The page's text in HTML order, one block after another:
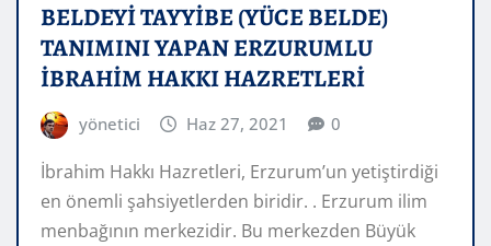
BELDEYİ TAYYİBE (YÜCE BELDE)
TANIMINI YAPAN ERZURUMLU
İBRAHİM HAKKI HAZRETLERİ
yönetici Haz 27, 2021 0
İbrahim Hakkı Hazretleri, Erzurum’un yetiştirdiği
en önemli şahsiyetlerden biridir. . Erzurum ilim
menbağının merkezidir. Bu merkezden Büyük